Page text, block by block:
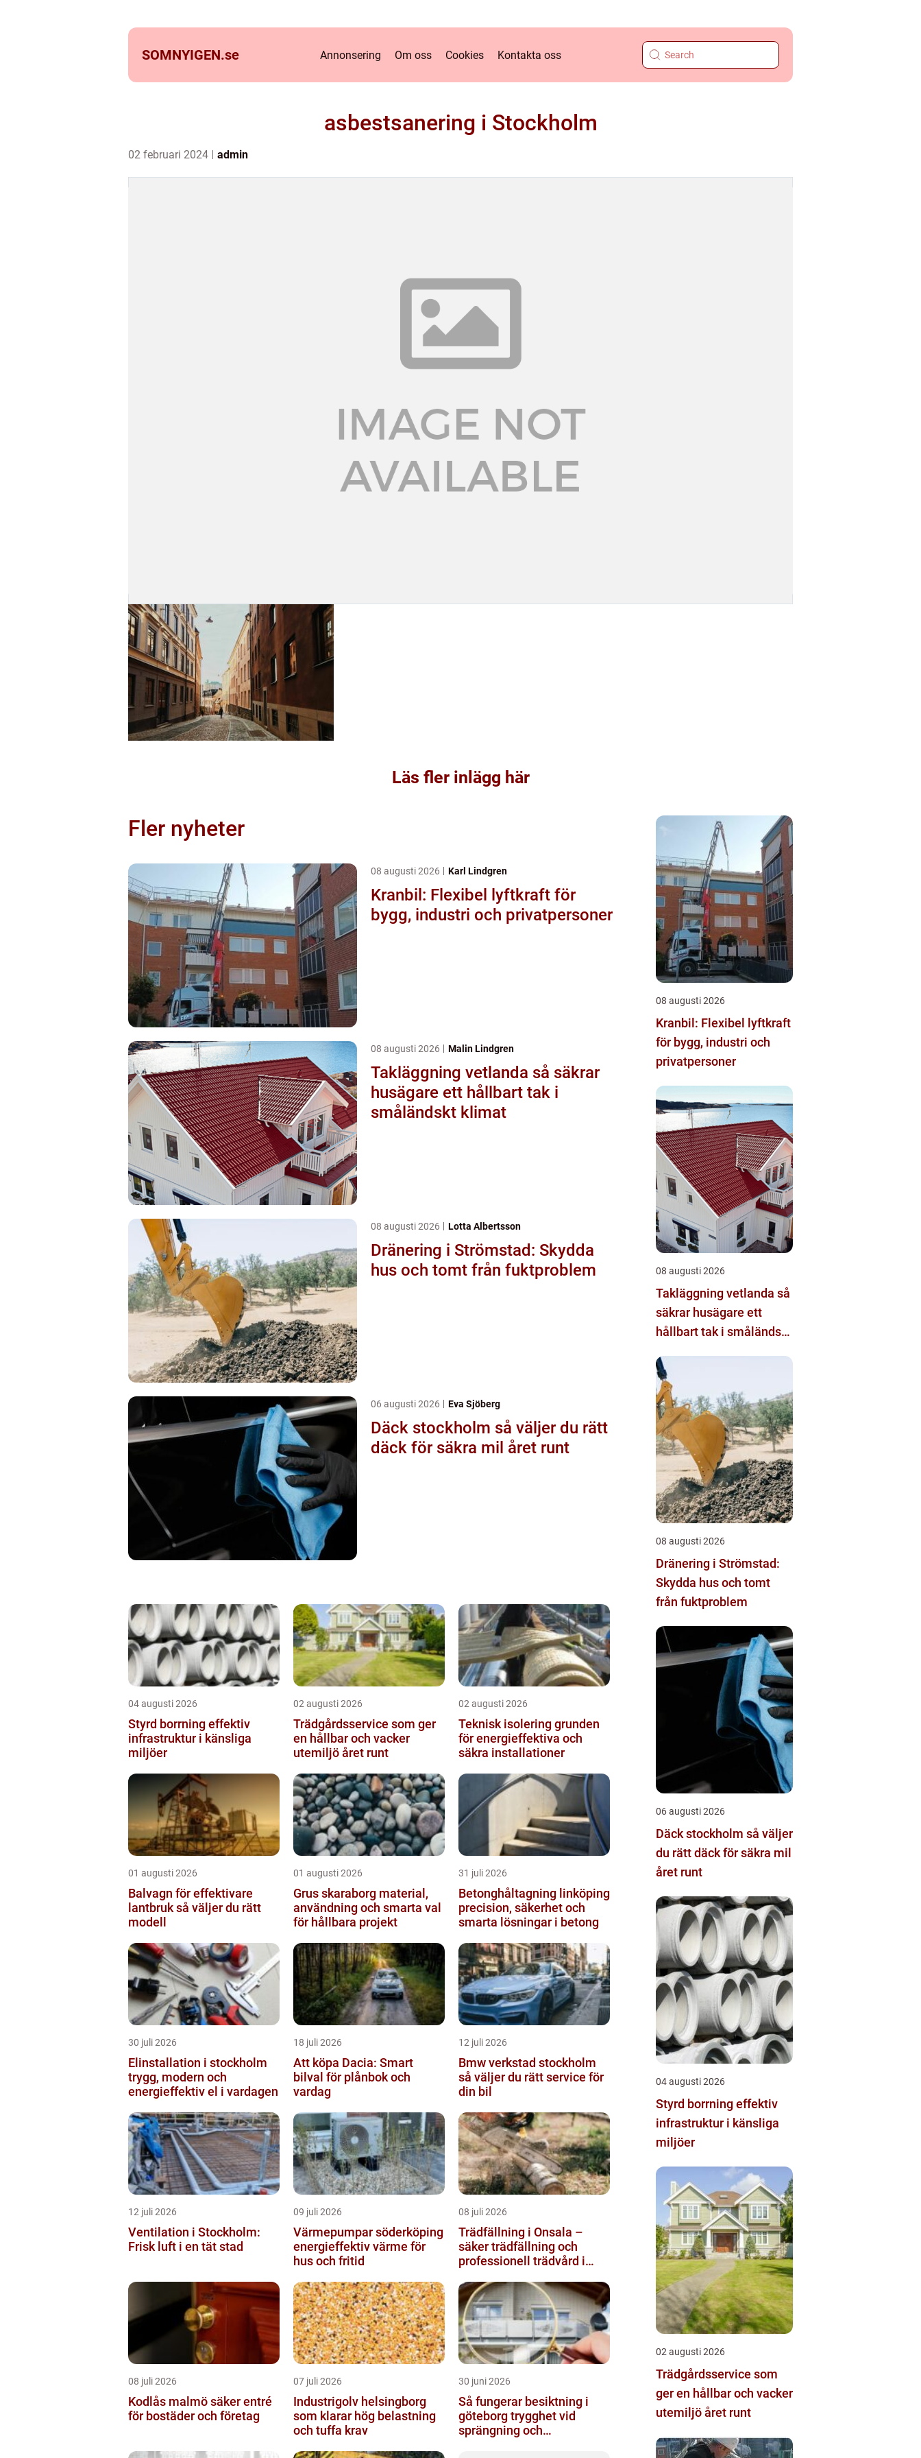
SOMNYIGEN.se Annonsering Om oss Cookies Kontakta oss
asbestsanering i Stockholm
02 februari 2024 admin
Läs fler inlägg här
Fler nyheter
08 augusti 2026 Karl Lindgren
Kranbil: Flexibel lyftkraft för
bygg, industri och privatpersoner
08 augusti 2026 Malin Lindgren
Takläggning vetlanda så säkrar
husägare ett hållbart tak i
småländskt klimat
08 augusti 2026 Lotta Albertsson
Dränering i Strömstad: Skydda
hus och tomt från fuktproblem
06 augusti 2026 Eva Sjöberg
Däck stockholm så väljer du rätt
däck för säkra mil året runt
04 augusti 2026
Styrd borrning effektiv
infrastruktur i känsliga
miljöer
02 augusti 2026
Trädgårdsservice som ger
en hållbar och vacker
utemiljö året runt
02 augusti 2026
Teknisk isolering grunden
för energieffektiva och
säkra installationer
01 augusti 2026
Balvagn för effektivare
lantbruk så väljer du rätt
modell
01 augusti 2026
Grus skaraborg material,
användning och smarta val
för hållbara projekt
31 juli 2026
Betonghåltagning linköping
precision, säkerhet och
smarta lösningar i betong
30 juli 2026
Elinstallation i stockholm
trygg, modern och
energieffektiv el i vardagen
18 juli 2026
Att köpa Dacia: Smart
bilval för plånbok och
vardag
12 juli 2026
Bmw verkstad stockholm
så väljer du rätt service för
din bil
12 juli 2026
Ventilation i Stockholm:
Frisk luft i en tät stad
09 juli 2026
Värmepumpar söderköping
energieffektiv värme för
hus och fritid
08 juli 2026
Trädfällning i Onsala –
säker trädfällning och
professionell trädvård i
08 juli 2026
Kodlås malmö säker entré
för bostäder och företag
07 juli 2026
Industrigolv helsingborg
som klarar hög belastning
och tuffa krav
30 juni 2026
Så fungerar besiktning i
göteborg trygghet vid
sprängning och
08 augusti 2026
Kranbil: Flexibel lyftkraft
för bygg, industri och
privatpersoner
08 augusti 2026
Takläggning vetlanda så
säkrar husägare ett
hållbart tak i småländskt
08 augusti 2026
Dränering i Strömstad:
Skydda hus och tomt
från fuktproblem
06 augusti 2026
Däck stockholm så väljer
du rätt däck för säkra mil
året runt
04 augusti 2026
Styrd borrning effektiv
infrastruktur i känsliga
miljöer
02 augusti 2026
Trädgårdsservice som
ger en hållbar och vacker
utemiljö året runt